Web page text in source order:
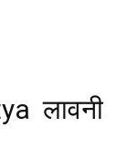
लावनी